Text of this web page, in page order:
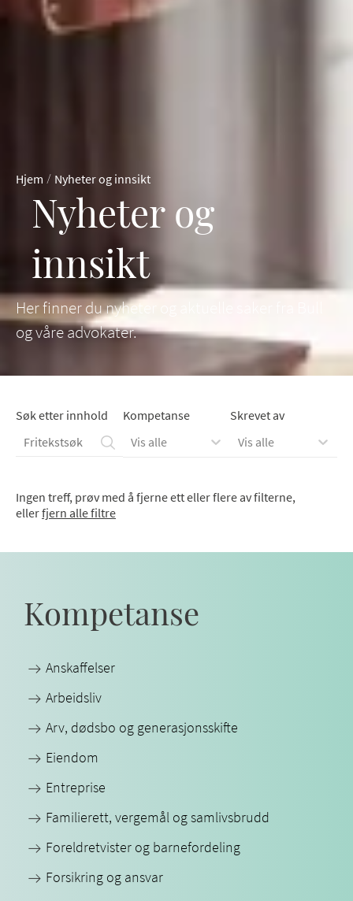
Hjem / Nyheter og innsikt
Nyheter og
innsikt
Her finner du nyheter og aktuelle saker fra Bull
og våre advokater.
Søk etter innhold
Kompetanse
Vis alle
Skrevet av
Vis alle
Ingen treff, prøv med å fjerne ett eller flere av filterne,
ellerfjern alle filtre
Kompetanse
Anskaffelser
Arbeidsliv
Arv, dødsbo og generasjonsskifte
Eiendom
Entreprise
Familierett, vergemål og samlivsbrudd
Foreldretvister og barnefordeling
Forsikring og ansvar